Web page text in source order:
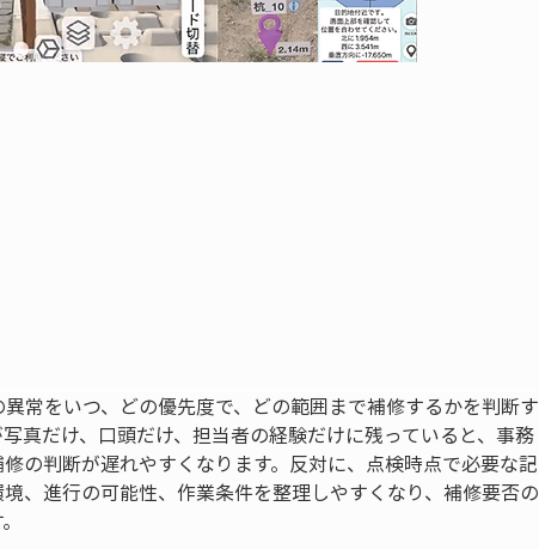
常をいつ、どの優先度で、どの範囲まで補修するかを判断す
真だけ、口頭だけ、担当者の経験だけに残っていると、事務
の判断が遅れやすくなります。反対に、点検時点で必要な記
、進行の可能性、作業条件を整理しやすくなり、補修要否の